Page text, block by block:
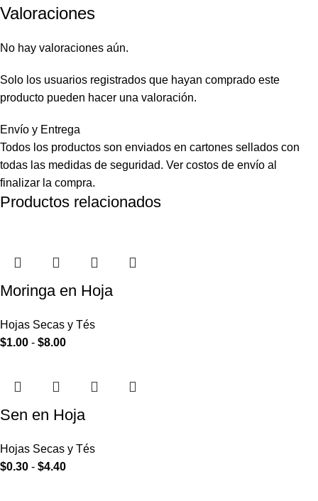
Valoraciones
No hay valoraciones aún.
Solo los usuarios registrados que hayan comprado este
producto pueden hacer una valoración.
Envío y Entrega
Todos los productos son enviados en cartones sellados con
todas las medidas de seguridad. Ver costos de envío al
finalizar la compra.
Productos relacionados
Moringa en Hoja
Hojas Secas y Tés
$1.00 - $8.00
Sen en Hoja
Hojas Secas y Tés
$0.30 - $4.40